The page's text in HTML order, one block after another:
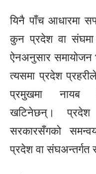
यिनै पाँच आधारमा
कुन प्रदेश वा संघमा
ऐनअनुसार समायोजन
त्यसमा प्रदेश
प्रमुखमा नायब
खटिनेछन्। प्रदेश
सरकारसँगको
प्रदेश वा संघअन्तर्गत